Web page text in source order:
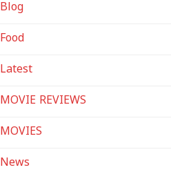
Blog
Food
Latest
MOVIE REVIEWS
MOVIES
News